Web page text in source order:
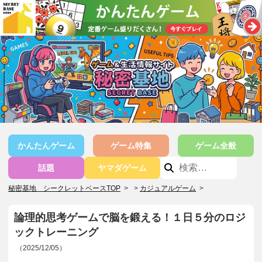
かんたんゲーム ゲーム特集 ゲーム全般
話題 ヤマダゲーム
秘密基地 シークレットベースTOP > カジュアルゲーム >
論理的思考ゲームで脳を鍛える！１日５分のロジ
ックトレーニング
（2025/12/05）